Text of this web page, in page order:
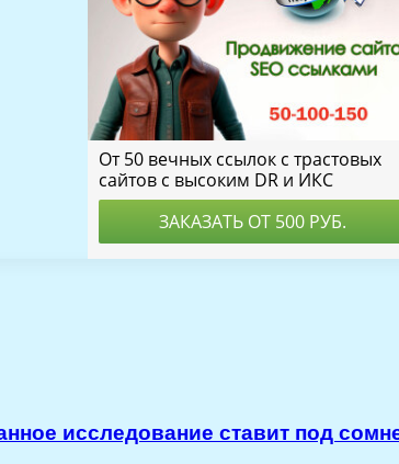
исследование ставит под